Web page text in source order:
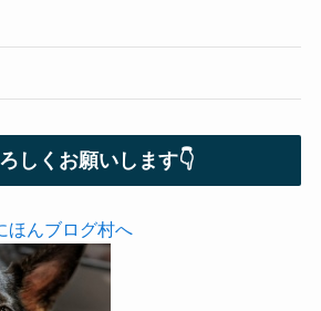
しくお願いします👇